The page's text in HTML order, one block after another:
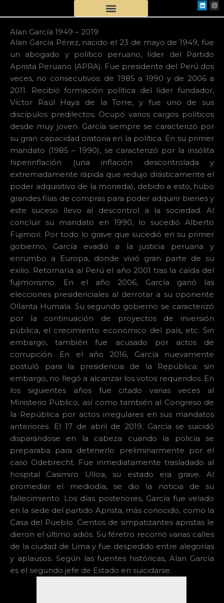
to
content
Alan García 1949 – 2019
Alan García Pérez, nacido el 23 de mayo de 1949, fue
un abogado y político peruano, líder del Partido
Aprista Peruano (APRA). Fue presidente del Perú dos
veces, no consecutivos: de 1985 a 1990 y de 2006 a
2011. Recibió formación política del líder fundador,
Víctor Raúl Haya de la Torre, y fue uno de sus
discípulos predilectos. Ocupó varios cargos políticos
desde muy joven. García siempre se caracterizó por
su gran capacidad oratoria en la política. En su primer
mandato (1985 – 1990), se caracterizó por la insólita
hiperinflación (una inflación descontrolada y
extremadamente rápida que redujo drásticamente el
poder adquisitivo de la moneda), debido a esto, hubo
grandes filas de compras para poder adquirir bienes y
este suceso llevo al descontrol a la sociedad. Al
concluir su mandato en 1990, lo sucedió Alberto
Fujimori. Por todo lo grave que sucedió en su primer
gobierno, García evadió a la justicia peruana y
enrumbo a Europa, donde vivió gran parte de su
exilio. Retornaría al Perú el año 2001 tras la caída del
fujimorismo. En el año 2006, García ganó las
elecciones presidenciales al derrotar a su oponente
Ollanta Humala. Su segundo gobierno se caracterizó
por la continuación de proyectos de inversión
pública, el crecimiento económico del país, etc. Sin
embargo, también fue acusado por actos de
corrupción. En el año 2016, García nuevamente
postuló para la presidencia de la República; sin
embargo, no llegó a alcanzar los votos requeridos. En
los siguientes años fue citado varias veces al
Ministerio Público, así como también al Congreso de
la República por actos irregulares en sus mandatos
anteriores. El 17 de abril de 2019, García se suicidó
disparándose en la cabeza cuando la policía se
preparaba para detenerlo preliminarmente por el
caso Odebrecht. Fue inmediatamente trasladado al
hospital Casimiro Ulloa, su estado era grave. Al
promediar el mediodía, se dio la noticia de su
fallecimiento. Los días posteriores, García fue velado
en la sede del partido Aprista, más conocido, como la
Casa del Pueblo. Cientos de simpatizantes apristas le
dieron el último adiós. Su féretro recorrió varias calles
de la ciudad de Lima y fue despedido entre alegorías
y aplausos. Según las fuentes históricas, Alan García
es el segundo jefe de Estado en suicidarse.